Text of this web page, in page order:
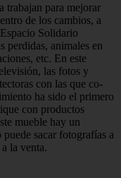
trabajan para mejorar
de los cambios, a
Solidario
perdidas, animales en
etc. En este
las fotos y
con las que co­
ha sido el primero
con productos
mueble hay un
sacar fotografías a
la venta.